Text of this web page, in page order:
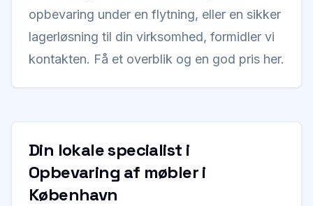
opbevaring under en flytning, eller en sikker
lagerløsning til din virksomhed, formidler vi
kontakten. Få et overblik og en god pris her.
Din lokale specialist i
Opbevaring af møbler i
København